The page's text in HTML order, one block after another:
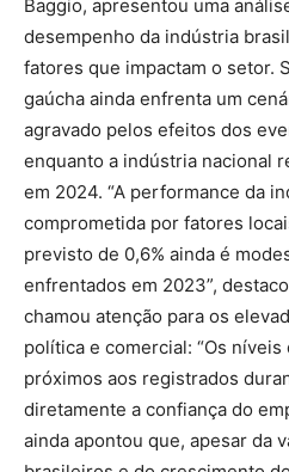
Baggio, apresentou uma
desempenho da indústria
fatores que impactam o setor.
gaúcha ainda enfrenta um
agravado pelos efeitos dos
enquanto a indústria nacional
em 2024. “A performance da
comprometida por fatores
previsto de 0,6% ainda é
enfrentados em 2023”,
chamou atenção para os
política e comercial: “Os
próximos aos registrados
diretamente a confiança do
ainda apontou que, apesar da